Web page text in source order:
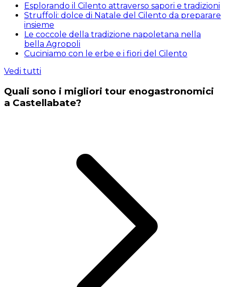
Esplorando il Cilento attraverso sapori e tradizioni
Struffoli: dolce di Natale del Cilento da preparare
insieme
Le coccole della tradizione napoletana nella
bella Agropoli
Cuciniamo con le erbe e i fiori del Cilento
Vedi tutti
Quali sono i migliori tour enogastronomici
a Castellabate?